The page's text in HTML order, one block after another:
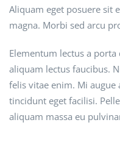
Aliquam eget posuere sit
magna. Morbi sed arcu
Elementum lectus a
aliquam lectus faucibus.
felis vitae enim. Mi
tincidunt eget facilisi.
aliquam massa eu